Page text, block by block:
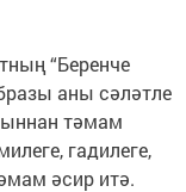
“Беренче
аны сәләтле
тәмам
гадилеге,
әсир итә.